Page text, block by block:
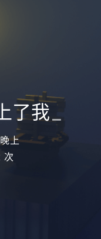
了我 _
上
次